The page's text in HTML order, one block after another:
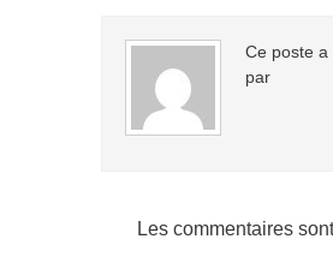
Ce poste a
par
Les commentaires